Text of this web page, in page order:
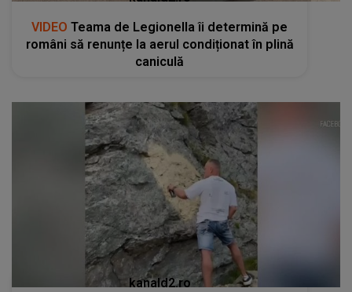
VIDEO Teama de Legionella îi determină pe
români să renunțe la aerul condiționat în plină
caniculă
kanald2.ro